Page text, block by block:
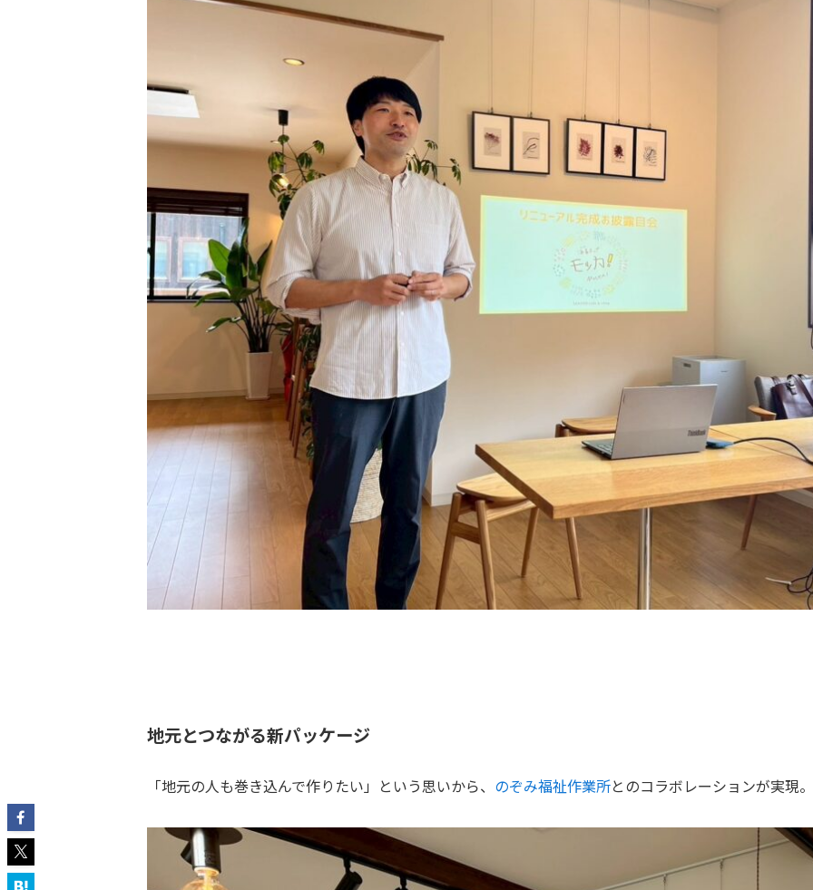
地元とつながる新パッケージ
「地元の人も巻き込んで作りたい」という思いから、 のぞみ福祉作業所とのコラボレーションが実現。